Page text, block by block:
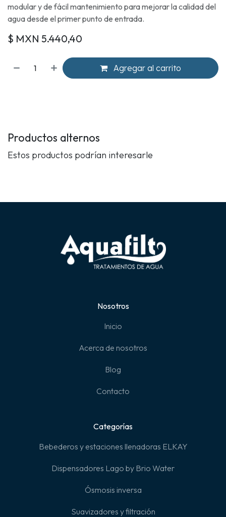
modular y de fácil mantenimiento para mejorar la calidad del
agua desde el primer punto de entrada.
$ MXN 5.440,40
Agregar al carrito
Productos alternos
Estos productos podrían interesarle
Nosotros
Inicio
Acerca de nosotros
Blog
Contacto
Categorías
Bebederos y estaciones llenadoras ELKAY
Dispensadores Lago by Brio Water
Ósmosis inversa
Suavizadores y filtración